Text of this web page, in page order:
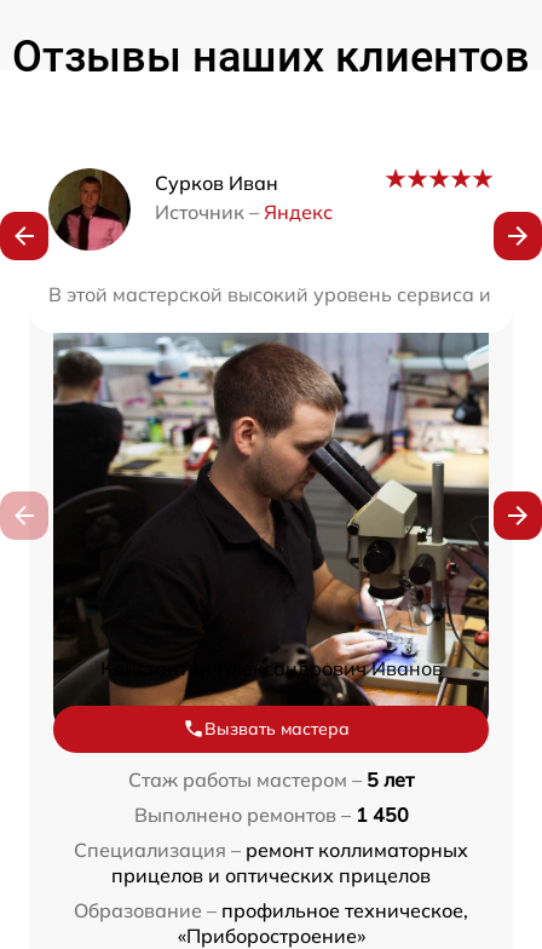
Отзывы наших клиентов
Сурков Иван
Источник – Яндекс
В этой мастерской высокий уровень сервиса и
Наши мастера
Константин Александрович Иванов
Вызвать мастера
Стаж работы мастером – 5 лет
Выполнено ремонтов – 1 450
Специализация – ремонт коллиматорных
прицелов и оптических прицелов
Образование – профильное техническое,
«Приборостроение»